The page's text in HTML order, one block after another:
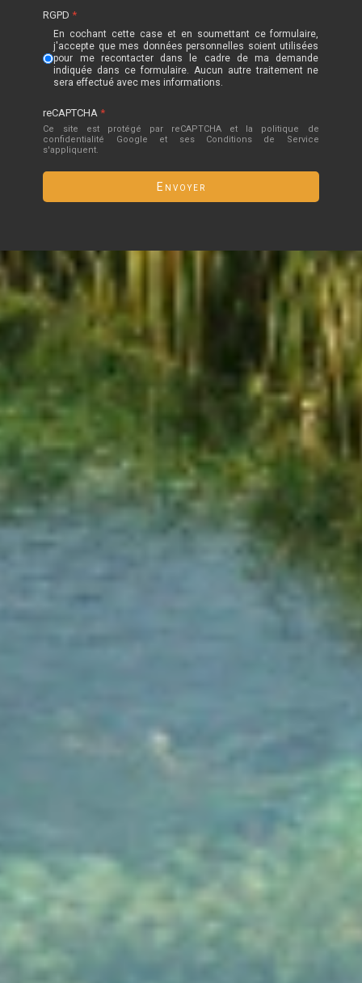
RGPD*
En cochant cette case et en soumettant ce formulaire,
j'accepte que mes données personnelles soient utilisées
pour me recontacter dans le cadre de ma demande
indiquée dans ce formulaire. Aucun autre traitement ne
sera effectué avec mes informations.
reCAPTCHA*
Ce site est protégé par reCAPTCHA et la politique de
confidentialité Google et
ses Conditions de Service
s'appliquent.
Envoyer